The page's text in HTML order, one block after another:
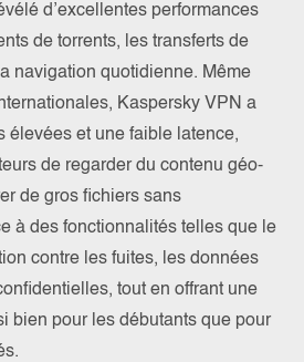
d’excellentes performances
de torrents, les transferts de
navigation quotidienne. Même
Kaspersky VPN a
élevées et une faible latence,
de regarder du contenu géo-
de gros fichiers sans
à des fonctionnalités telles que le
contre les fuites, les données
tout en offrant une
bien pour les débutants que pour